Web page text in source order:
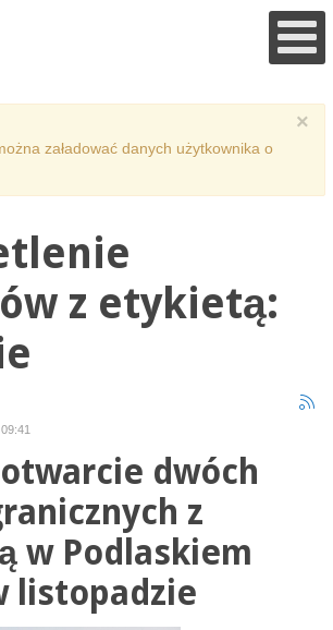
×
załadować danych użytkownika o
z etykietą:
dwóch
z
w Podlaskiem
listopadzie